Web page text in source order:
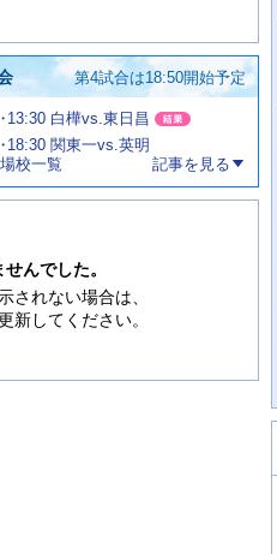
第4試合は18:50開始予定
13:30 白樺vs.東日昌
18:30 関東一vs.英明
校一覧 記事を見る
んでした。
されない場合は、
新してください。